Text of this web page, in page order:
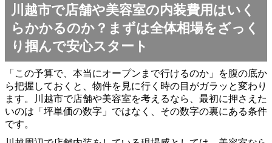
川越市で店舗や美容室の内装費用はいく
らかかるのか？まずは全体相場をざっく
り掴んで安心スタート
「この予算で、本当にオープンまで行けるのか」を腹の底か
ら把握しておくと、物件を見に行く時の目がガラッと変わり
ます。川越市で店舗や美容室を考えるなら、最初に押さえた
いのは「坪単価の数字」ではなく、その数字の裏にある条件
です。